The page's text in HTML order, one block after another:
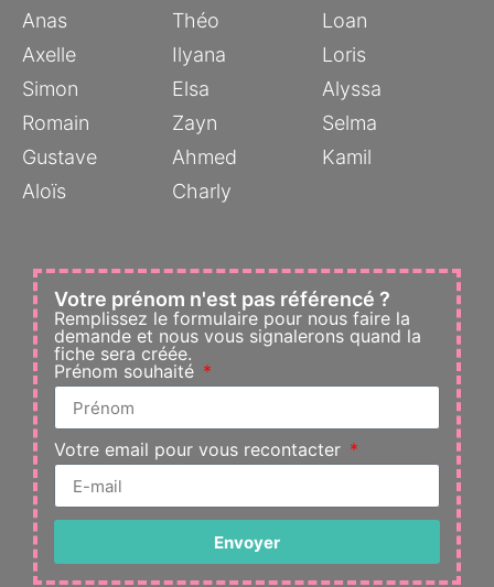
Anas
Théo
Loan
Axelle
Ilyana
Loris
Simon
Elsa
Alyssa
Romain
Zayn
Selma
Gustave
Ahmed
Kamil
Aloïs
Charly
Votre prénom n'est pas référencé ?
Remplissez le formulaire pour nous faire la
demande et nous vous signalerons quand la
fiche sera créée.
Prénom souhaité
Votre email pour vous recontacter
Envoyer